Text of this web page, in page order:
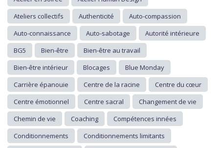
Ateliers collectifs
Authenticité
Auto-compassion
Auto-connaissance
Auto-sabotage
Autorité intérieure
BG5
Bien-être
Bien-être au travail
Bien-être intérieur
Blocages
Blue Monday
Carrière épanouie
Centre de la racine
Centre du cœur
Centre émotionnel
Centre sacral
Changement de vie
Chemin de vie
Coaching
Compétences innées
Conditionnements
Conditionnements limitants